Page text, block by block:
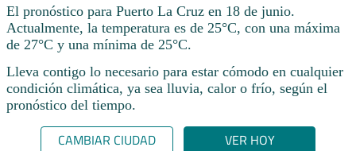
El pronóstico para Puerto La Cruz en 18 de junio.
Actualmente, la temperatura es de 25°C, con una máxima
de 27°C y una mínima de 25°C.
Lleva contigo lo necesario para estar cómodo en cualquier
condición climática, ya sea lluvia, calor o frío, según el
pronóstico del tiempo.
CAMBIAR CIUDAD VER HOY